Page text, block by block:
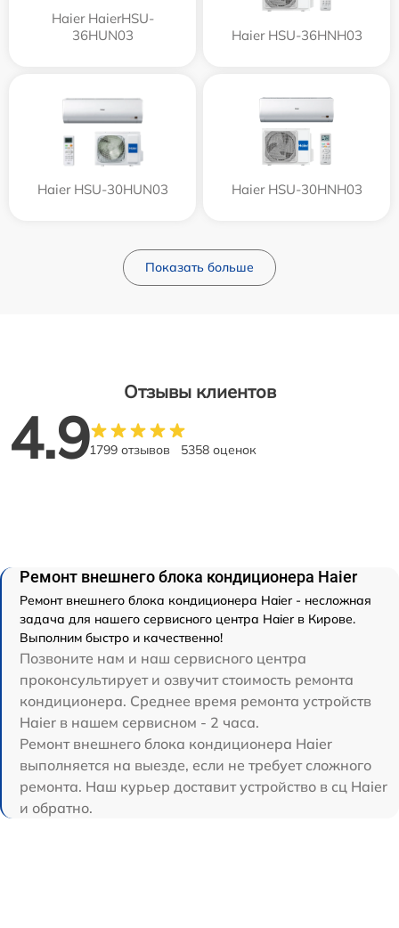
Haier HaierHSU-
36HUN03
Haier HSU-36HNH03
Haier HSU-30HUN03 Haier HSU-30HNH03
Показать больше
Отзывы клиентов
4.91799 отзывов 5358 оценок
Ремонт внешнего блока кондиционера Haier
Ремонт внешнего блока кондиционера Haier - несложная
задача для нашего сервисного центра Haier в Кирове.
Выполним быстро и качественно!
Позвоните нам и наш сервисного центра
проконсультирует и озвучит стоимость ремонта
кондиционера. Среднее время ремонта устройств
Haier в нашем сервисном - 2 часа.
Ремонт внешнего блока кондиционера Haier
выполняется на выезде, если не требует сложного
ремонта. Наш курьер доставит устройство в сц Haier
и обратно.